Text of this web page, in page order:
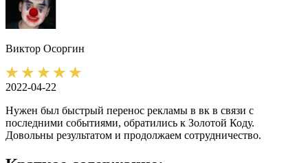
Виктор Осоргин
2022-04-22
Нужен был быстрый перенос рекламы в вк в связи с
последними событиями, обратились к Золотой Коду.
Довольны результатом и продолжаем сотрудничество.